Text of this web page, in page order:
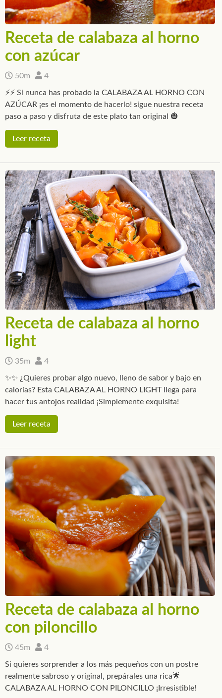
Receta de calabaza al horno
con azúcar
50m 4
⚡⚡ Si nunca has probado la CALABAZA AL HORNO CON
AZÚCAR ¡es el momento de hacerlo! sigue nuestra receta
paso a paso y disfruta de este plato tan original 🎃
Leer receta
Receta de calabaza al horno
light
35m 4
✨✨ ¿Quieres probar algo nuevo, lleno de sabor y bajo en
calorías? Esta CALABAZA AL HORNO LIGHT llega para
hacer tus antojos realidad ¡Simplemente exquisita!
Leer receta
Receta de calabaza al horno
con piloncillo
45m 4
Si quieres sorprender a los más pequeños con un postre
realmente sabroso y original, prepárales una rica🌟
CALABAZA AL HORNO CON PILONCILLO ¡Irresistible!